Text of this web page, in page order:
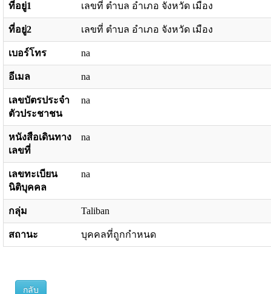
ที่อยู่1 เลขที่ ตำบล อำเภอ จังหวัด เมือง
ที่อยู่2 เลขที่ ตำบล อำเภอ จังหวัด เมือง
เบอร์โทร na
อีเมล na
เลขบัตรประจำ
ตัวประชาชน
na
หนังสือเดินทาง
เลขที่
na
เลขทะเบียน
นิติบุคคล
na
กลุ่ม Taliban
สถานะ บุคคลที่ถูกกำหนด
กลับ